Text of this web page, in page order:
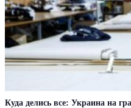
Куда делись все: Украина на